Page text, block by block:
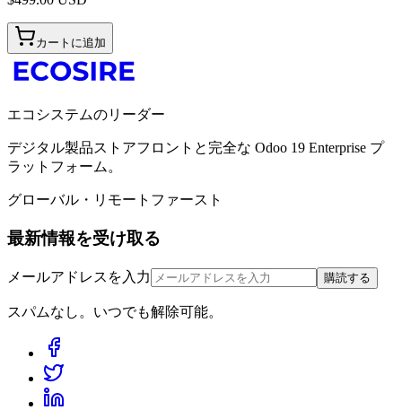
カートに追加
エコシステムのリーダー
デジタル製品ストアフロントと完全な Odoo 19 Enterprise プ
ラットフォーム。
グローバル・リモートファースト
最新情報を受け取る
メールアドレスを入力 購読する
スパムなし。いつでも解除可能。